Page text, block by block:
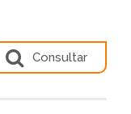
Consultar